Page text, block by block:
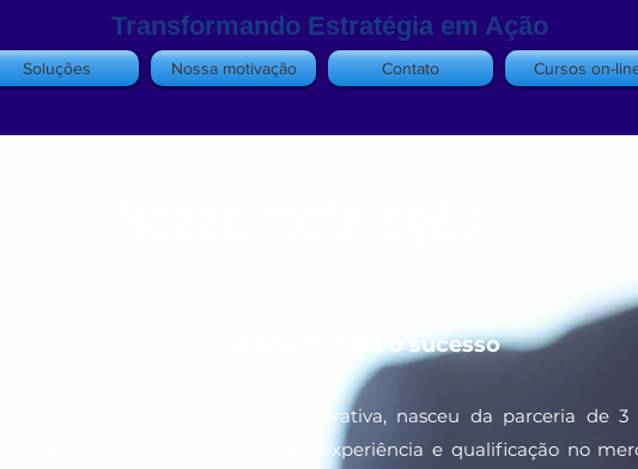
Transformando Estratégia em Ação
Soluções Nossa motivação Contato Cursos on-
Soluções para o sucesso
Consultoria e Educação Corporativa, nasceu da parceria de 3
áreas de atuação com ampla experiência e qualificação no